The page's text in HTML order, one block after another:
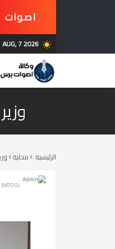
اصوات
برس
wb_sunny
AUG, 7 2026
الرئيسية محلية
BATOOL